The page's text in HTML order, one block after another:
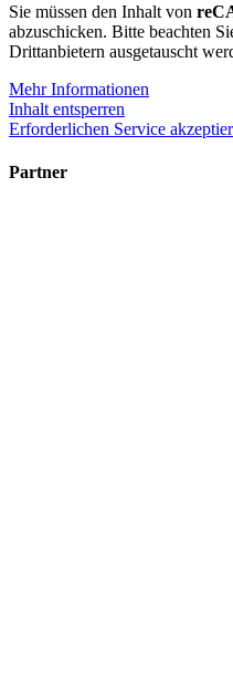
Sie müssen den Inhalt von
abzuschicken. Bitte beachten
Drittanbietern ausgetauscht
Mehr Informationen
Inhalt entsperren
Erforderlichen Service
Partner